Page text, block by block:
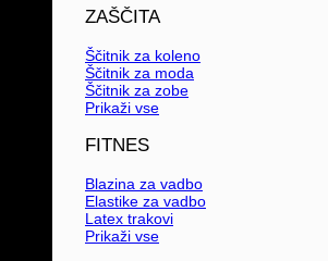
ZAŠČITA
Ščitnik za koleno
Ščitnik za moda
Ščitnik za zobe
Prikaži vse
FITNES
Blazina za vadbo
Elastike za vadbo
Latex trakovi
Prikaži vse